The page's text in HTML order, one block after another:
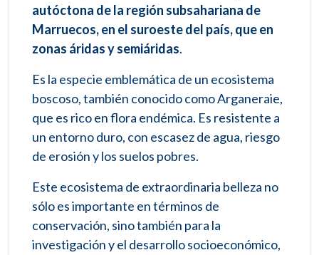
autóctona de la región subsahariana de
Marruecos, en el suroeste del país, que en
zonas áridas y semiáridas.
Es la especie emblemática de un ecosistema
boscoso, también conocido como Arganeraie,
que es rico en flora endémica. Es resistente a
un entorno duro, con escasez de agua, riesgo
de erosión y los suelos pobres.
Este ecosistema de extraordinaria belleza no
sólo es importante en términos de
conservación, sino también para la
investigación y el desarrollo socioeconómico,